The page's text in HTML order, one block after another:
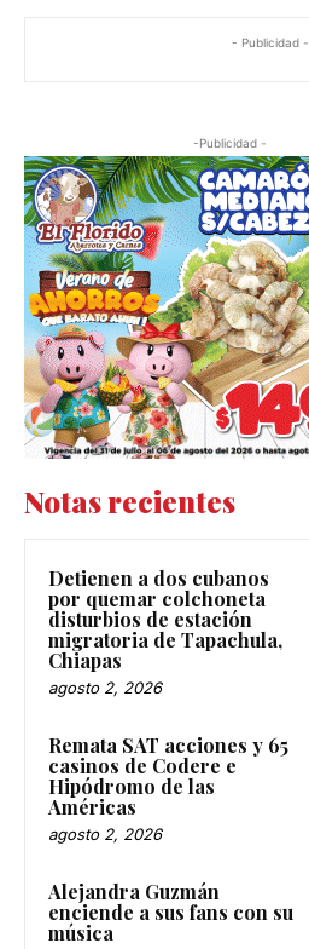
- Publicidad -
-Publicidad -
Notas recientes
Detienen a dos cubanos
por quemar colchoneta
disturbios de estación
migratoria de Tapachula,
Chiapas
agosto 2, 2026
Remata SAT acciones y 65
casinos de Codere e
Hipódromo de las
Américas
agosto 2, 2026
Alejandra Guzmán
enciende a sus fans con su
música